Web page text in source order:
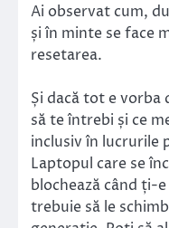
Ai observat cum,
și în minte se face
resetarea.
Și dacă tot e vorba
să te întrebi și ce
inclusiv în lucrurile
Laptopul care se
blochează când ți-
trebuie să le